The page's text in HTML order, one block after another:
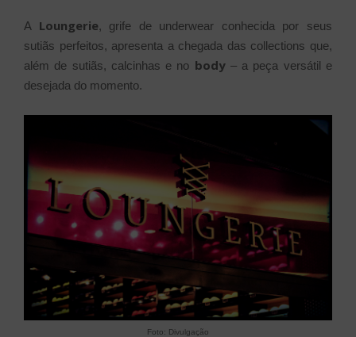
A Loungerie, grife de underwear conhecida por seus
sutiãs perfeitos, apresenta a chegada das collections que,
além de sutiãs, calcinhas e no body– a peça versátil e
desejada do momento.
Foto: Divulgação